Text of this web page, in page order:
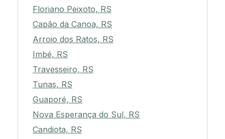
Floriano Peixoto, RS
Capão da Canoa, RS
Arroio dos Ratos, RS
Imbé, RS
Travesseiro, RS
Tunas, RS
Guaporé, RS
Nova Esperança do Sul, RS
Candiota, RS